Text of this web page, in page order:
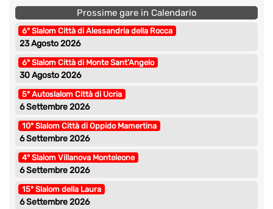
Prossime gare in Calendario
6° Slalom Città di Alessandria della Rocca
23 Agosto 2026
6° Slalom Città di Monte Sant’Angelo
30 Agosto 2026
5° Autoslalom Città di Ucria
6 Settembre 2026
10° Slalom Città di Oppido Mamertina
6 Settembre 2026
4° Slalom Villanova Monteleone
6 Settembre 2026
15° Slalom della Laura
6 Settembre 2026